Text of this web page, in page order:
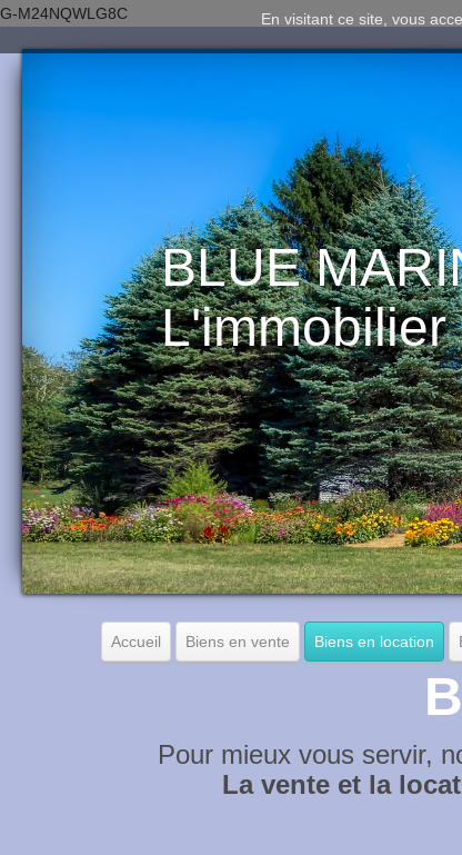
G-M24NQWLG8C
BLUE
Accueil Biens en vente Biens en location
Pour mieux vous servir,
La vente et la
En visitant ce site, vous